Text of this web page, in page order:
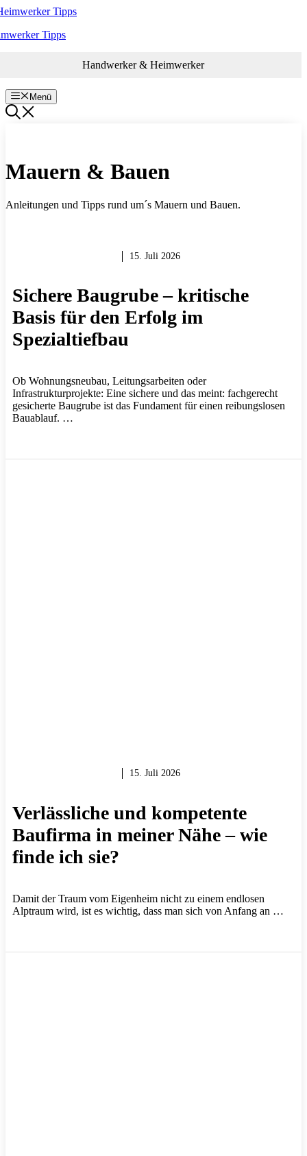
Zum
springenTipps
Handwerker & Heimwerker
Menü
Mauern & Bauen
Anleitungen und Tipps rund um´s Mauern und Bauen.
15. Juli 2026
Sichere Baugrube – kritische
Basis für den Erfolg im
Spezialtiefbau
Ob Wohnungsneubau, Leitungsarbeiten oder
Infrastrukturprojekte: Eine sichere und das meint: fachgerecht
gesicherte Baugrube ist das Fundament für einen reibungslosen
Bauablauf. …
15. Juli 2026
Verlässliche und kompetente
Baufirma in meiner Nähe – wie
finde ich sie?
Damit der Traum vom Eigenheim nicht zu einem endlosen
Alptraum wird, ist es wichtig, dass man sich von Anfang an …